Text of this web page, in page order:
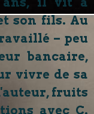
son fils. Au
– peu
bancaire,
vivre de sa
fruits
avec C.